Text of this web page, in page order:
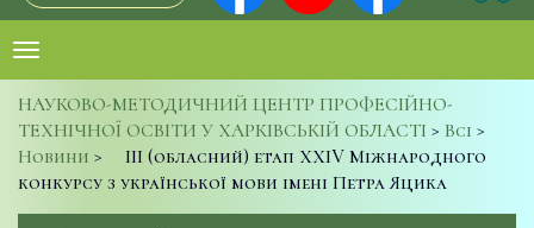
НАУКОВО-МЕТОДИЧНИЙ ЦЕНТР ПРОФЕСІЙНО-
ТЕХНІЧНОЇ ОСВІТИ У ХАРКІВСЬКІЙ ОБЛАСТІ > Всі >
Новини >
ІІІ (обласний) етап ХХІV Міжнародного
конкурсу з української мови імені Петра Яцика